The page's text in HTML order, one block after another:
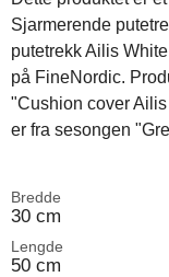
Sjarmerende
putetrekk Ailis
på FineNordic.
"Cushion cover
er fra sesongen
Bredde
30 cm
Lengde
50 cm